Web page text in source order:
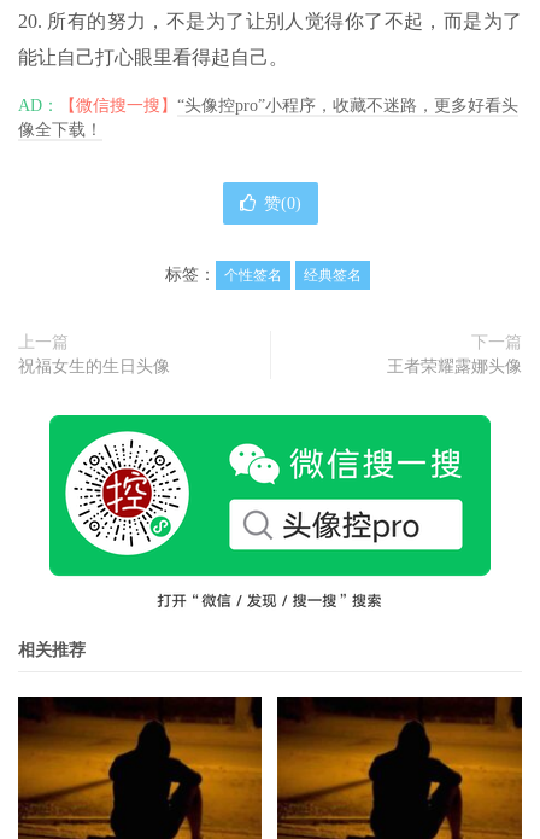
20. 所有的努力，不是为了让别人觉得你了不起，而是为了
能让自己打心眼里看得起自己。
AD： 【微信搜一搜】 “头像控pro”小程序，收藏不迷路，更多好看头
像全下载！
赞(0)
标签： 个性签名 经典签名
上一篇
祝福女生的生日头像
下一篇
王者荣耀露娜头像
相关推荐